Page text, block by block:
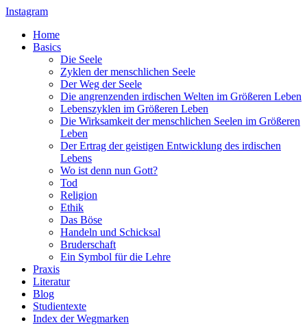
Instagram
Home
Basics
Die Seele
Zyklen der menschlichen Seele
Der Weg der Seele
Die angrenzenden irdischen Welten im Größeren Leben
Lebenszyklen im Größeren Leben
Die Wirksamkeit der menschlichen Seelen im Größeren
Leben
Der Ertrag der geistigen Entwicklung des irdischen
Lebens
Wo ist denn nun Gott?
Tod
Religion
Ethik
Das Böse
Handeln und Schicksal
Bruderschaft
Ein Symbol für die Lehre
Praxis
Literatur
Blog
Studientexte
Index der Wegmarken